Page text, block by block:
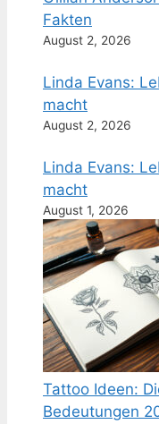
Fakten
August 2, 2026
Linda Evans:
macht
August 2, 2026
Linda Evans:
macht
August 1, 2026
Tattoo Ideen:
Bedeutungen